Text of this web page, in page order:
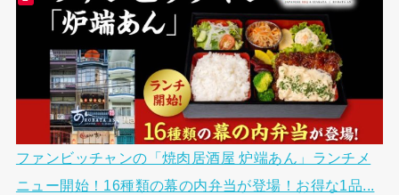
ファンビッチャンの「焼肉居酒屋 炉端あん」ランチメ
ニュー開始！16種類の幕の内弁当が登場！お得な1品...